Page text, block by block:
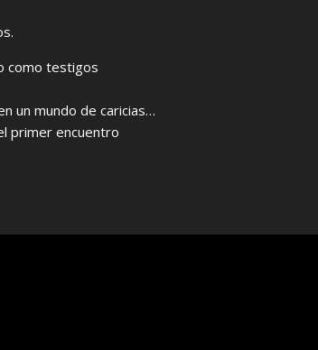
como testigos
un mundo de caricias…
primer encuentro